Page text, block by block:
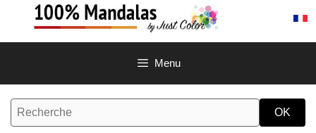
contenu
Menu